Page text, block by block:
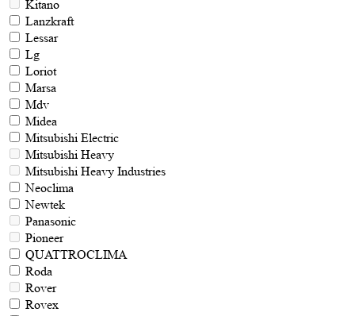
Kitano
Lanzkraft
Lessar
Lg
Loriot
Marsa
Mdv
Midea
Mitsubishi Electric
Mitsubishi Heavy
Mitsubishi Heavy Industries
Neoclima
Newtek
Panasonic
Pioneer
QUATTROCLIMA
Roda
Rover
Rovex